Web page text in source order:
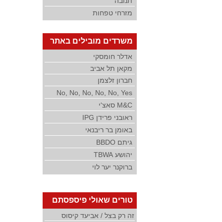
מזרחי טפחות
משרדים מובילים באתר
אדלר חומסקי
מקאן תל אביב
חברון זלצמן
No, No, No, No, No, Yes
M&C סאצ'י
ראובני פרידן IPG
באומן בר ריבנאי
גיתם BBDO
יהושע TBWA
ברוקנר יער לוי
טורים שאולי פיספסתם
זה רק בצל / אביעד קיסוס